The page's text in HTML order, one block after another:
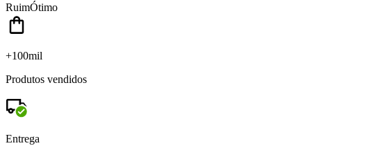
RuimÓtimo
+100mil
Produtos vendidos
Entrega